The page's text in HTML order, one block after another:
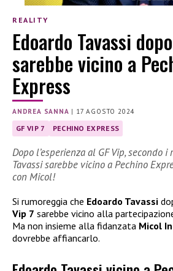
REALITY
Edoardo Tavassi
sarebbe vicino a
Express
ANDREA SANNA | 17 AGOSTO 2024
GF VIP 7 PECHINO EXPRESS
Dopo l’esperienza al GF Vip, secondo i
Tavassi sarebbe vicino a Pechino
con Micol!
Si rumoreggia che Edoardo Tavassi
Vip 7 sarebbe vicino alla
Ma non insieme alla fidanzata Micol
dovrebbe affiancarlo.